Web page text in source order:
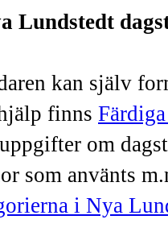
Lundstedt
kan själv
finns
om
som använts
i Nya